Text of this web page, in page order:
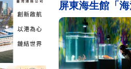
屏東海生館「